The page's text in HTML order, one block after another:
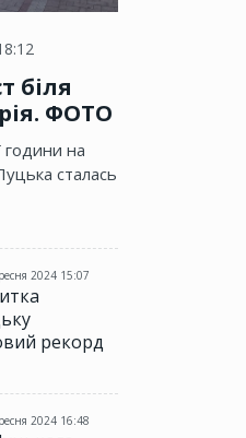
біля
ФОТО
години на
сталась
2024 15:07
рекорд
2024 16:48